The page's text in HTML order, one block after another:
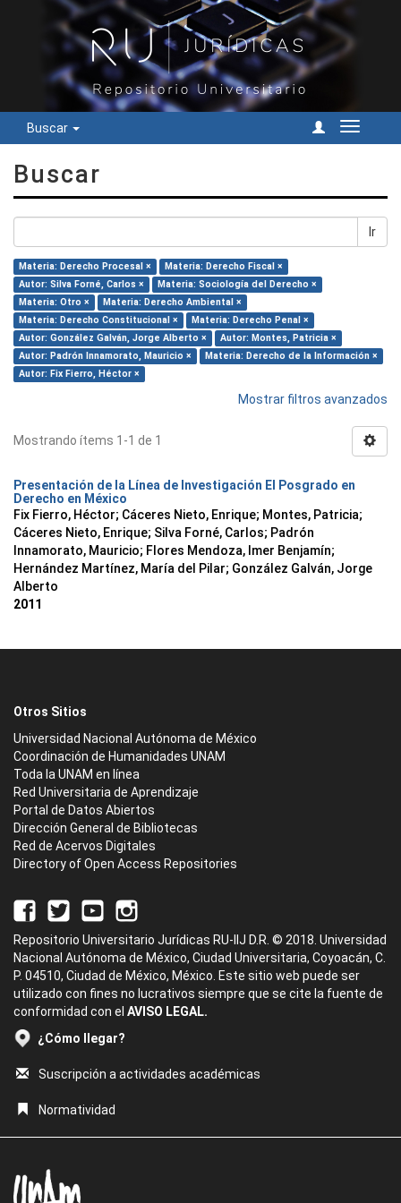
Buscar
Cambiar
Buscar
Ir
Materia: Derecho Procesal ×
Materia: Derecho Fiscal ×
Autor: Silva Forné, Carlos ×
Materia: Sociología del Derecho ×
Materia: Otro ×
Materia: Derecho Ambiental ×
Materia: Derecho Constitucional ×
Materia: Derecho Penal ×
Autor: González Galván, Jorge Alberto ×
Autor: Montes, Patricia ×
Autor: Padrón Innamorato, Mauricio ×
Materia: Derecho de la Información ×
Autor: Fix Fierro, Héctor ×
Mostrar filtros avanzados
Mostrando ítems 1-1 de 1
Presentación de la Línea de Investigación El Posgrado en
Derecho en México
Fix Fierro, Héctor; Cáceres Nieto, Enrique; Montes, Patricia;
Cáceres Nieto, Enrique; Silva Forné, Carlos; Padrón
Innamorato, Mauricio; Flores Mendoza, Imer Benjamín;
Hernández Martínez, María del Pilar; González Galván, Jorge
Alberto
2011
Otros Sitios
Universidad Nacional Autónoma de México
Coordinación de Humanidades UNAM
Toda la UNAM en línea
Red Universitaria de Aprendizaje
Portal de Datos Abiertos
Dirección General de Bibliotecas
Red de Acervos Digitales
Directory of Open Access Repositories
Repositorio Universitario Jurídicas RU-IIJ D.R. © 2018. Universidad
Nacional Autónoma de México, Ciudad Universitaria, Coyoacán, C.
P. 04510, Ciudad de México, México. Este sitio web puede ser
utilizado con fines no lucrativos siempre que se cite la fuente de
conformidad con el AVISO LEGAL.
¿Cómo llegar?
Suscripción a actividades académicas
Normatividad